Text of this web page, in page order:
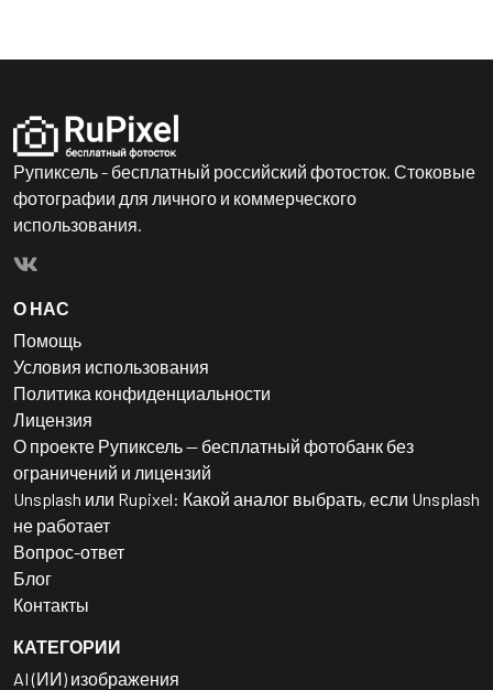
Рупиксель - бесплатный российский фотосток. Стоковые
фотографии для личного и коммерческого
использования.
О НАС
Помощь
Условия использования
Политика конфиденциальности
Лицензия
О проекте Рупиксель — бесплатный фотобанк без
ограничений и лицензий
Unsplash или Rupixel: Какой аналог выбрать, если Unsplash
не работает
Вопрос-ответ
Блог
Контакты
КАТЕГОРИИ
AI (ИИ) изображения